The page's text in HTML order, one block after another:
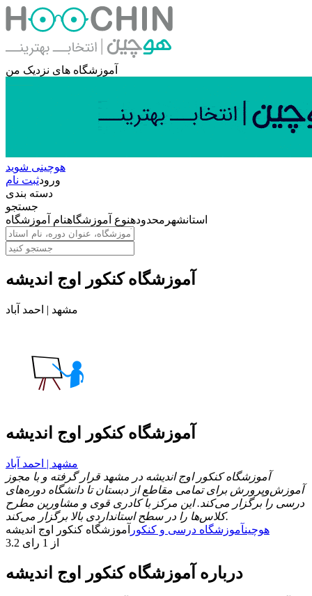
آموزشگاه های نزدیک من
هوچینی شوید
ورودثبت نام
دسته بندی
جستجو
استانشهر محدودهنوع آموزشگاهنام آموزشگاه
آموزشگاه کنکور اوج اندیشه
مشهد | احمد آباد
آموزشگاه کنکور اوج اندیشه
مشهد | احمد آباد
آموزشگاه کنکور اوج اندیشه در مشهد قرار گرفته و با مجوز
آموزش‌وپرورش برای تمامی مقاطع از دبستان تا دانشگاه دوره‌های
درسی را برگزار می‌کند. این مرکز با کادری قوی و مشاورین مطرح
کلاس‌ها را در سطح استانداردی بالا برگزار می‌کند.
هوچینآموزشگاه درسی و کنکور آموزشگاه کنکور اوج اندیشه
3.2 از 1 رای
درباره آموزشگاه کنکور اوج اندیشه